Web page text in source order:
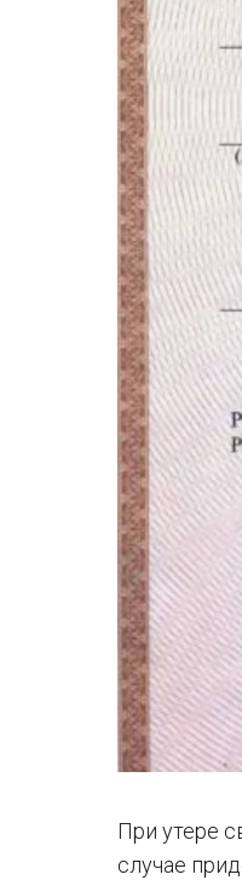
При утере
случае